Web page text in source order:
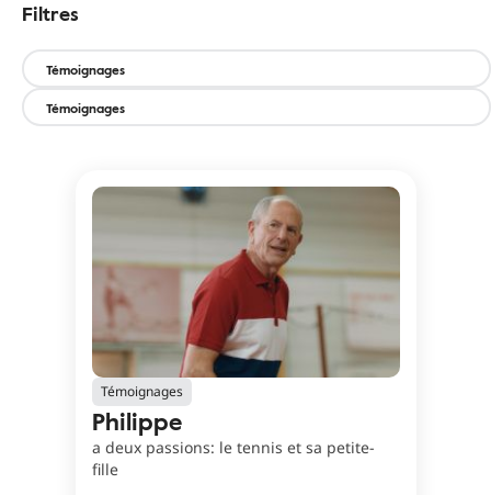
Filtres
FiltresTémoignages
Témoignages
Témoignages
Philippe
a deux passions: le tennis et sa petite-
fille